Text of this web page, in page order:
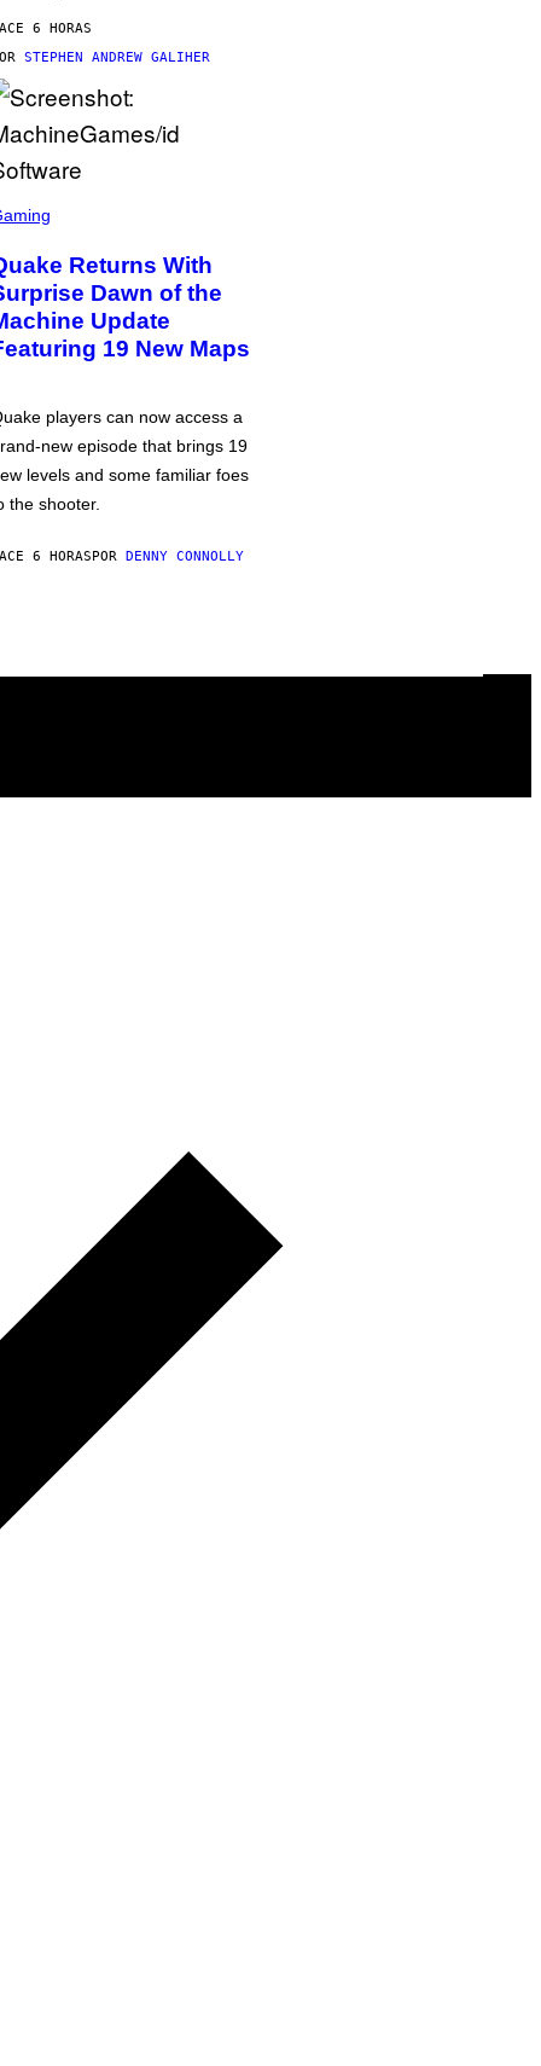
6 HORAS
STEPHEN ANDREW GALIHER
Returns With
Dawn of the
Update
19 New Maps
players can now access a
new episode that brings 19
levels and some familiar foes
the shooter.
6 HORASPOR DENNY CONNOLLY